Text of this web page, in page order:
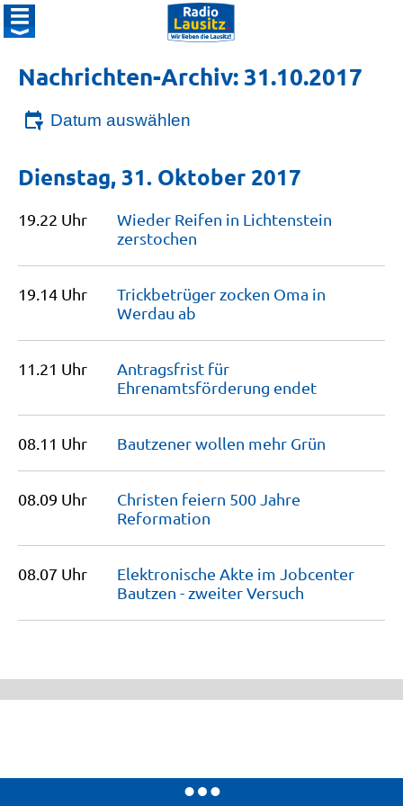
Nachrichten-Archiv: 31.10.2017
Datum auswählen
Dienstag, 31. Oktober 2017
19.22 Uhr
Wieder Reifen in Lichtenstein
zerstochen
19.14 Uhr
Trickbetrüger zocken Oma in
Werdau ab
11.21 Uhr
Antragsfrist für
Ehrenamtsförderung endet
08.11 Uhr Bautzener wollen mehr Grün
08.09 Uhr
Christen feiern 500 Jahre
Reformation
08.07 Uhr
Elektronische Akte im Jobcenter
Bautzen - zweiterVersuch